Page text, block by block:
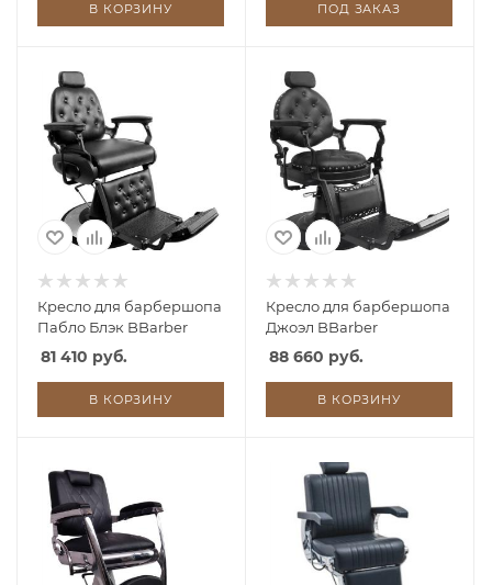
В КОРЗИНУ ПОД ЗАКАЗ
Кресло для барбершопа
Пабло Блэк BBarber
81 410 руб.
В КОРЗИНУ
Кресло для барбершопа
Джоэл BBarber
88 660 руб.
В КОРЗИНУ